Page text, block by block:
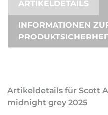
ARTIKELDETAILS
INFORMATIONEN
Artikeldetails für Scott
midnight grey 2025